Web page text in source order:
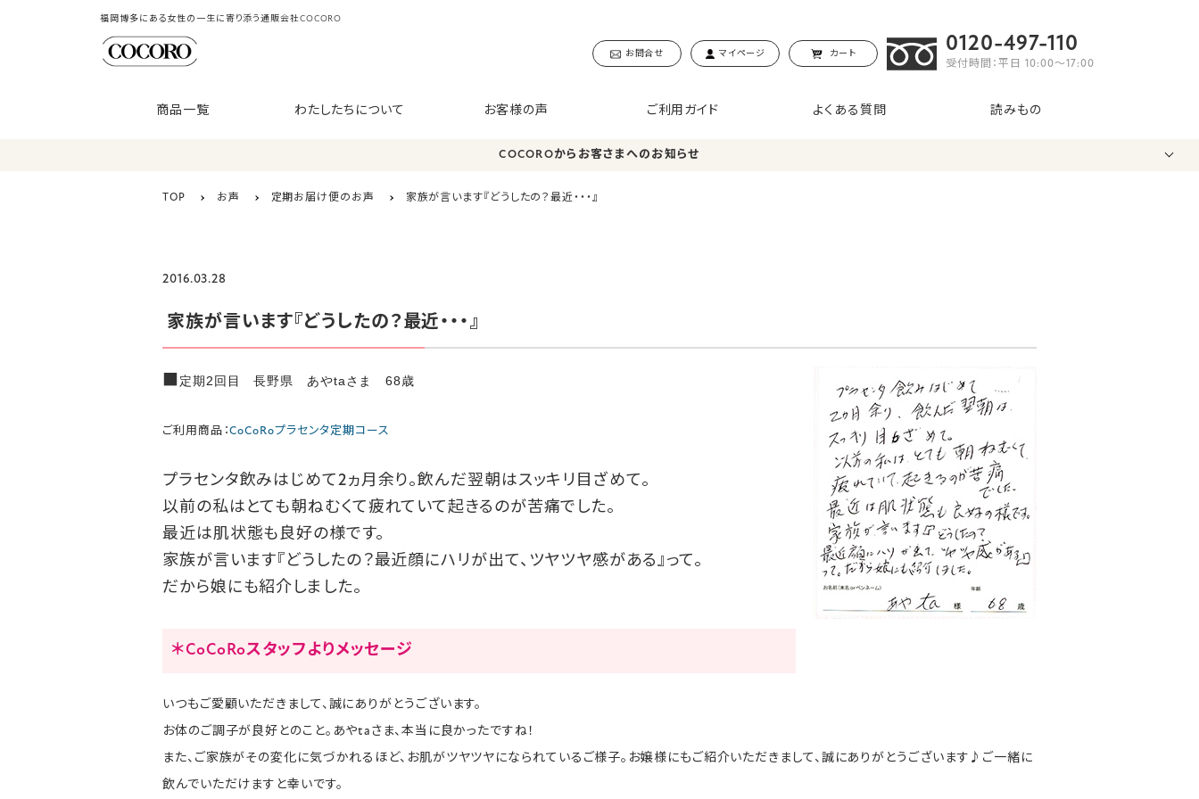
福岡博多にある女性の一生に寄り添う通販会社COCORO
お問合せ マイページ カート 0120-497-110
受付時間：平日 10:00〜17:00
商品一覧 わたしたちについて お客様の声 ご利用ガイド よくある質問 読みもの
COCOROからお客さまへのお知らせ
TOP お声 定期お届け便のお声 家族が言います『どうしたの？最近・・・』
2016.03.28
家族が言います『どうしたの？最近・・・』
■定期2回目 長野県 あやtaさま 68歳
ご利用商品：CoCoRoプラセンタ定期コース
プラセンタ飲みはじめて2ヵ月余り。飲んだ翌朝はスッキリ目ざめて。
以前の私はとても朝ねむくて疲れていて起きるのが苦痛でした。
最近は肌状態も良好の様です。
家族が言います『どうしたの？最近顔にハリが出て、ツヤツヤ感がある』って。
だから娘にも紹介しました。
＊CoCoRoスタッフよりメッセージ
いつもご愛顧いただきまして、誠にありがとうございます。
お体のご調子が良好とのこと。あやtaさま、本当に良かったですね！
また、ご家族がその変化に気づかれるほど、お肌がツヤツヤになられているご様子。お嬢様にもご紹介いただきまして、誠にありがとうございます♪ご一緒に
飲んでいただけますと幸いです。